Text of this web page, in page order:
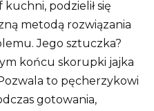
podzielił się
metodą rozwiązania
Jego sztuczka?
końcu skorupki jajka
to pęcherzykowi
gotowania,